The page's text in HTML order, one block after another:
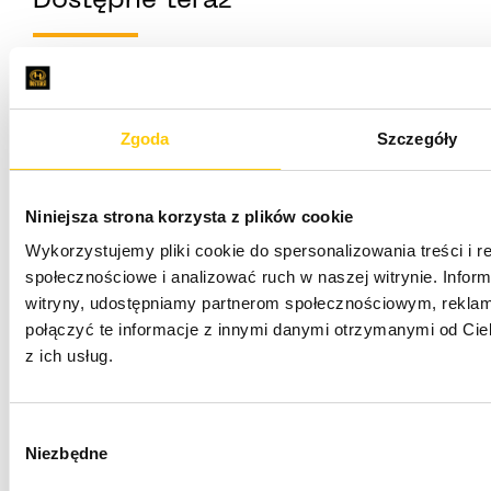
Zgoda Szczegóły
Niniejsza strona korzysta z plików cookie
Wykorzystujemy pliki cookie do spersonalizowania treści i
społecznościowe i analizować ruch w naszej witrynie.
witryny, udostępniamy partnerom społecznościowym,
połączyć te informacje z innymi danymi otrzymanymi od
z ich usług.
Niezbędne
Możesz teraz skonfigurować do 10 GB pamięci
efemerycznej na instancję funkcji Lambda we
wszystkich regionach, w których dostępna jest
GB pamięci funkcji efemerycznych, możesz
plików tymczasowych, przetwarzanie danych i
multimediów, wnioskowanie uczenia maszynowego i
analiza finansowa.
Wsparcie jest również dostępne za pośrednictwem
HashiCorp (Terraform), Lumigo, Thundra, Slalom i